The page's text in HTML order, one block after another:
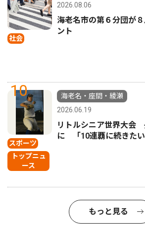
社会
2026.08.06
海老名市の第６分団が
ント
10
スポーツ
トップニュ
ース
海老名・座間・綾瀬
2026.06.19
リトルシニア世界大会
に 「10連覇に続きたい
もっと見る